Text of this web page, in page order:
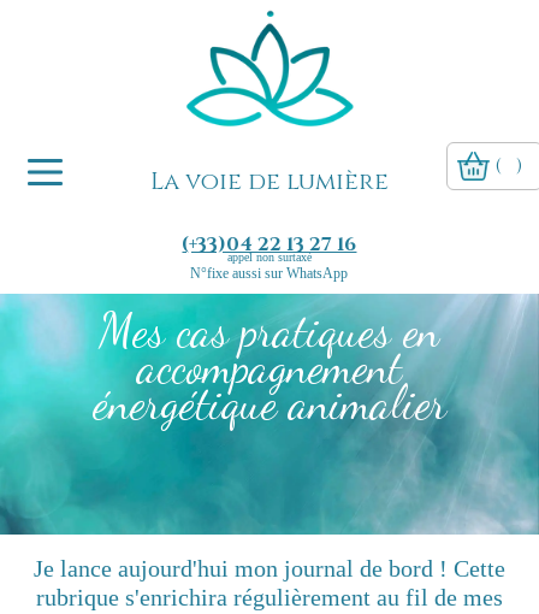
La voie de lumière
(+33)04 22 13 27 16
appel non surtaxé
N°fixe aussi sur WhatsApp
( )
Mes cas pratiques en
accompagnement
énergétique animalier
Je lance aujourd'hui mon journal de bord ! Cette
rubrique s'enrichira régulièrement au fil de mes